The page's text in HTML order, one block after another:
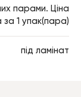
парами. Ціна
за 1 упак(пара)
під ламінат